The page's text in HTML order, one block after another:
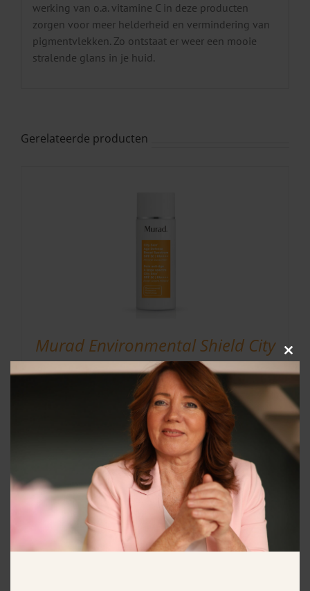
werking van o.a. vitamine C in deze producten
zorgen voor meer helderheid en vermindering van
pigmentvlekken. Zo ontstaat er weer een mooie
stralende glans in je huid.
Gerelateerde producten
Murad Environmental Shield City
Skin Age Defense Broad Spectrum
SPF 50 PA++++
€67.50